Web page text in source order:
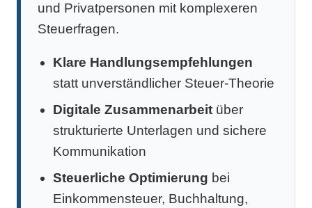
und Privatpersonen mit komplexeren
Steuerfragen.
Klare Handlungsempfehlungen
statt unverständlicher Steuer-Theorie
Digitale Zusammenarbeit über
strukturierte Unterlagen und sichere
Kommunikation
Steuerliche Optimierung bei
Einkommensteuer, Buchhaltung,